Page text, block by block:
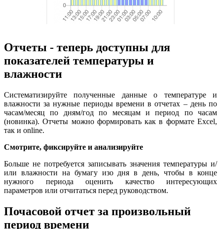
Отчеты - теперь доступны для
показателей температуры и
влажности
Систематизируйте полученные данные о температуре и
влажности за нужные периоды времени в отчетах – день по
часам/месяц по дням/год по месяцам и период по часам
(новинка). Отчеты можно формировать как в формате Excel,
так и online.
Смотрите, фиксируйте и анализируйте
Больше не потребуется записывать значения температуры и/
или влажности на бумагу изо дня в день, чтобы в конце
нужного периода оценить качество интересующих
параметров или отчитаться перед руководством.
Почасовой отчет за произвольный
период времени